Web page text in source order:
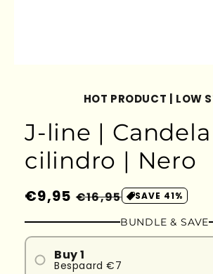
HOT PRODUCT | LOW
J-line |
cilindro | Nero
Prezzo
di
listino
€9,95 Prezzo
scontato
€16,95 SAVE 41%
BUNDLE & SAVE
Buy 1
Bespaard €7